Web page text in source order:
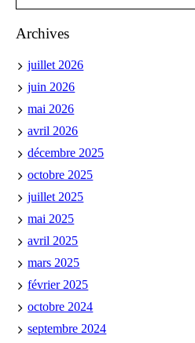
Archives
juillet 2026
juin 2026
mai 2026
avril 2026
décembre 2025
octobre 2025
juillet 2025
mai 2025
avril 2025
mars 2025
février 2025
octobre 2024
septembre 2024